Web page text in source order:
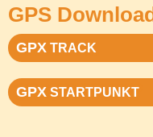
GPS
GPX TRACK
GPX STARTPUNKT